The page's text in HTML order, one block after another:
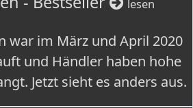
lesen
war im März und April 2020
und Händler haben hohe
Jetzt sieht es anders aus.